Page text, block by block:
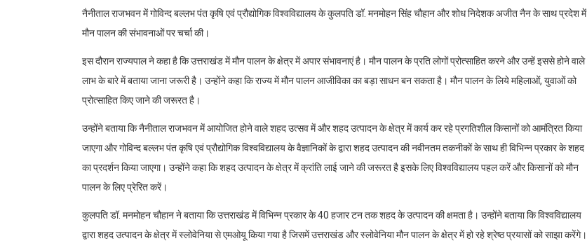
नैनीताल राजभवन में गोविन्द बल्लभ पंत कृषि एवं प्रौद्योगिक विश्वविद्यालय के कुलपति डॉ. मनमोहन सिंह चौहान और शोध निदेशक अजीत नैन के साथ प्रदेश में
मौन पालन की संभावनाओं पर चर्चा की।
इस दौरान राज्यपाल ने कहा है कि उत्तराखंड में मौन पालन के क्षेत्र में अपार संभावनाएं है। मौन पालन के प्रति लोगों प्रोत्साहित करने और उन्हें इससे होने वाले
लाभ के बारे में बताया जाना जरूरी है। उन्होंने कहा कि राज्य में मौन पालन आजीविका का बड़ा साधन बन सकता है। मौन पालन के लिये महिलाओं, युवाओं को
प्रोत्साहित किए जाने की जरूरत है।
उन्होंने बताया कि नैनीताल राजभवन में आयोजित होने वाले शहद उत्सव में और शहद उत्पादन के क्षेत्र में कार्य कर रहे प्रगतिशील किसानों को आमंत्रित किया
जाएगा और गोविन्द बल्लभ पंत कृषि एवं प्रौद्योगिक विश्वविद्यालय के वैज्ञानिकों के द्वारा शहद उत्पादन की नवीनतम तकनीकों के साथ ही विभिन्न प्रकार के शहद
का प्रदर्शन किया जाएगा। उन्होंने कहा कि शहद उत्पादन के क्षेत्र में क्रांति लाई जाने की जरूरत है इसके लिए विश्वविद्यालय पहल करें और किसानों को मौन
पालन के लिए प्रेरित करें।
कुलपति डॉ. मनमोहन चौहान ने बताया कि उत्तराखंड में विभिन्न प्रकार के 40 हजार टन तक शहद के उत्पादन की क्षमता है। उन्होंने बताया कि विश्वविद्यालय
द्वारा शहद उत्पादन के क्षेत्र में स्लोवेनिया से एमओयू किया गया है जिसमें उत्तराखंड और स्लोवेनिया मौन पालन के क्षेत्र में हो रहे श्रेष्ठ प्रयासों को साझा करेंगे।